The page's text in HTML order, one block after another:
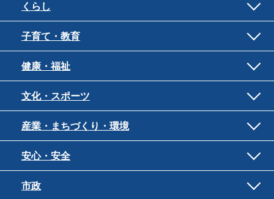
くらし
子育て・教育
健康・福祉
文化・スポーツ
産業・まちづくり・環境
安心・安全
市政